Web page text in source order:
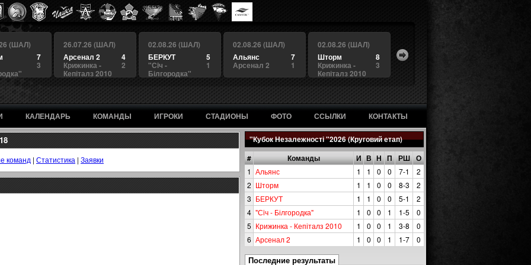
(ШАЛ)
7
3
26.07.26 (ШАЛ)
4
Арсенал 2
2
Крижинка -
Кепіталз 2010
02.08.26 (ШАЛ)
5
БЕРКУТ
1
"Сiч -
Білгородка"
02.08.26 (ШАЛ)
7
Альянс
1
Арсенал 2
02.08.26 (ШАЛ)
8
Шторм
3
Крижинка -
Кепіталз 2010
КАЛЕНДАРЬ КОМАНДЫ ИГРОКИ СТАДИОНЫ ФОТО ССЫЛКИ КОНТАКТЫ
"Кубок Незалежності "2026 (Круговий етап)
# Команды И В Н П РШ О
1 Альянс 1 1 0 0 7-1
2
2 Шторм 1 1 0 0 8-3
2
3 БЕРКУТ 1 1 0 0 5-1
2
4 "Сiч - Білгородка" 1 0 0 1 1-5
0
5 Крижинка - Кепіталз 2010 1 0 0 1 3-8
0
6 Арсенал 2 1 0 0 1 1-7 0
Последние результаты
команд | Статистика | Заявки